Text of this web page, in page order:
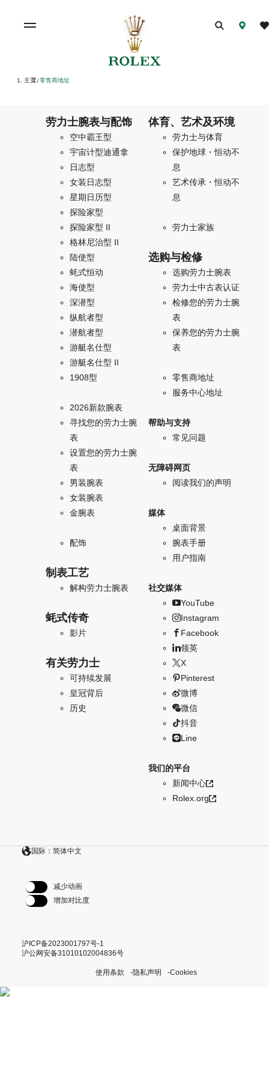
主页/ 零售商地址
劳力士腕表与配饰
空中霸王型
宇宙计型迪通拿
日志型
女装日志型
星期日历型
探险家型
探险家型 II
格林尼治型 II
陆使型
蚝式恒动
海使型
深潜型
纵航者型
潜航者型
游艇名仕型
游艇名仕型 II
1908型
2026新款腕表
寻找您的劳力士腕
表
设置您的劳力士腕
表
男装腕表
女装腕表
金腕表
配饰
制表工艺
解构劳力士腕表
蚝式传奇
影片
有关劳力士
可持续发展
皇冠背后
历史
体育、艺术及环境
劳力士与体育
保护地球・恒动不
息
艺术传承・恒动不
息
劳力士家族
选购与检修
选购劳力士腕表
劳力士中古表认证
检修您的劳力士腕
表
保养您的劳力士腕
表
零售商地址
服务中心地址
帮助与支持
常见问题
无障碍网页
阅读我们的声明
媒体
桌面背景
腕表手册
用户指南
社交媒体
YouTube
Instagram
Facebook
领英
X
Pinterest
微博
微信
抖音
Line
我们的平台
新闻中心
Rolex.org
国际：简体中文
减少动画
增加对比度
沪ICP备2023001797号-1
沪公网安备31010102004836号
使用条款 隐私声明 Cookies